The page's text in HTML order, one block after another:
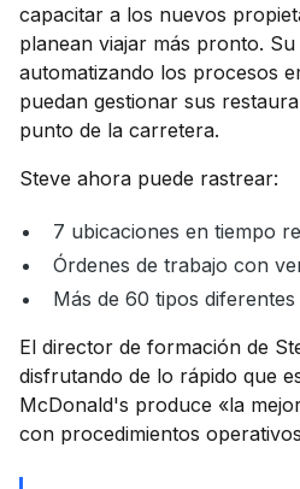
capacitar a los nuevos
planean viajar más pronto.
automatizando los procesos
puedan gestionar sus
punto de la carretera.
Steve ahora puede rastrear:
7 ubicaciones en tiempo
Órdenes de trabajo con
Más de 60 tipos
El director de formación de
disfrutando de lo rápido que
McDonald's produce «la
con procedimientos